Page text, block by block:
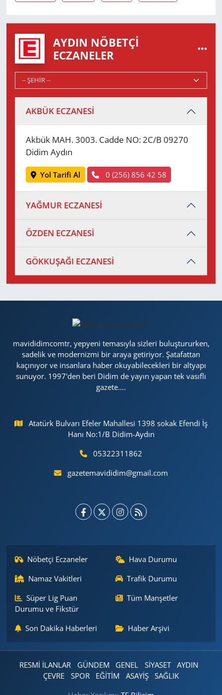
AYDIN NÖBETÇI
ECZANELER
AKBÜK ECZANESİ
Akbük MAH. 3003. Cadde NO: 2C/B 09270
Didim Aydın
Yol Tarifi Al 0 (256) 856 42 58
YAĞMUR ECZANESİ
ÖZDEN ECZANESİ
GÖKKUŞAĞI ECZANESİ
mavididimcomtr, yepyeni temasıyla sizleri buluştururken,
sadelik ve modernizmi bir araya getiriyor. Şatafattan
kaçınıyor ve insanlara haber okuyabilecekleri bir altyapı
sunuyor. 1997'den beri Didim de yayın yapan tek vasıflı
gazete....
Atatürk Bulvarı Efeler Mahallesi 1398 sokak Efendi İş
Hanı No:1/B Didim-Aydın
05322311862
gazetemavididim@gmail.com
Nöbetçi Eczaneler
Hava Durumu
Namaz Vakitleri
Trafik Durumu
Süper Lig Puan
Durumu ve Fikstür
Tüm Manşetler
Son Dakika Haberleri Haber Arşivi
RESMİ İLANLAR GÜNDEM GENEL SİYASET
AYDIN
ÇEVRE
SPOR EĞİTİM ASAYİŞ
SAĞLIK